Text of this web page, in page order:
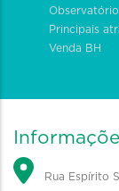
Principais
Venda BH
Rua Espírito